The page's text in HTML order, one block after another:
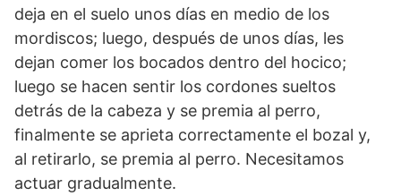
deja en el suelo unos días en medio de los
mordiscos; luego, después de unos días, les
dejan comer los bocados dentro del hocico;
luego se hacen sentir los cordones sueltos
detrás de la cabeza y se premia al perro,
finalmente se aprieta correctamente el bozal y,
al retirarlo, se premia al perro. Necesitamos
actuar gradualmente.